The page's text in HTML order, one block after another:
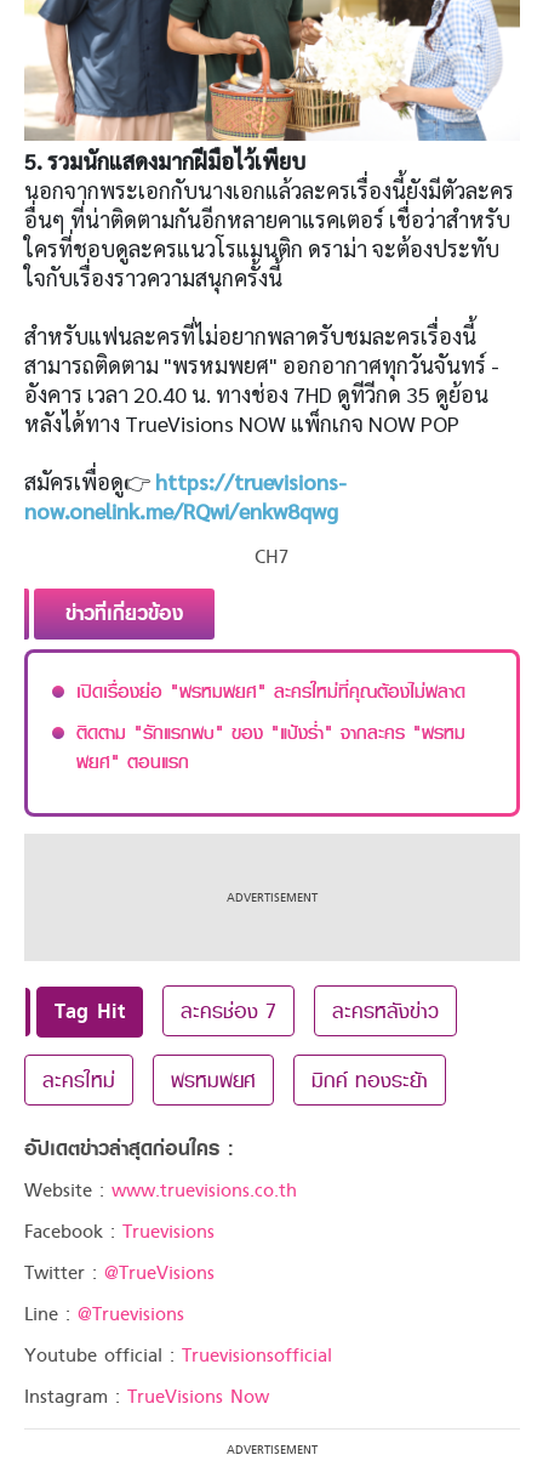
5. รวมนักแสดงมากฝีมือไว้เพียบ
นอกจากพระเอกกับนางเอกแล้วละครเรื่องนี้ยังมีตัวละคร
อื่นๆ ที่น่าติดตามกันอีกหลายคาแรคเตอร์ เชื่อว่าสำหรับ
ใครที่ชอบดูละครแนวโรแมนติก ดราม่า จะต้องประทับ
ใจกับเรื่องราวความสนุกครั้งนี้
สำหรับแฟนละครที่ไม่อยากพลาดรับชมละครเรื่องนี้
สามารถติดตาม "พรหมพยศ" ออกอากาศทุกวันจันทร์ -
อังคาร เวลา 20.40 น. ทางช่อง 7HD ดูทีวีกด 35 ดูย้อน
หลังได้ทาง TrueVisions NOW แพ็กเกจ NOW POP
สมัครเพื่อดู👉 https://truevisions-
now.onelink.me/RQwi/enkw8qwg
CH7
ข่าวที่เกี่ยวข้อง
เปิดเรื่องย่อ "พรหมพยศ" ละครใหม่ที่คุณต้องไม่พลาด
ติดตาม "รักแรกพบ" ของ "แป้งร่ำ" จากละคร "พรหม
พยศ" ตอนแรก
Tag Hit ละครช่อง 7 ละครหลังข่าว
ละครใหม่ พรหมพยศ มิกค์ ทองระย้า
อัปเดตข่าวล่าสุดก่อนใคร :
Website : www.truevisions.co.th
Facebook : Truevisions
Twitter : @TrueVisions
Line : @Truevisions
Youtube official : Truevisionsofficial
Instagram : TrueVisions Now